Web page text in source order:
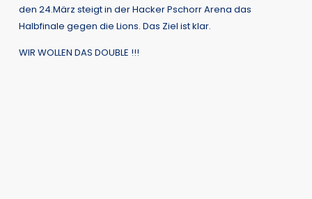
den 24.März steigt in der Hacker Pschorr Arena das
Halbfinale gegen die Lions. Das Ziel ist klar.
WIR WOLLEN DAS DOUBLE !!!